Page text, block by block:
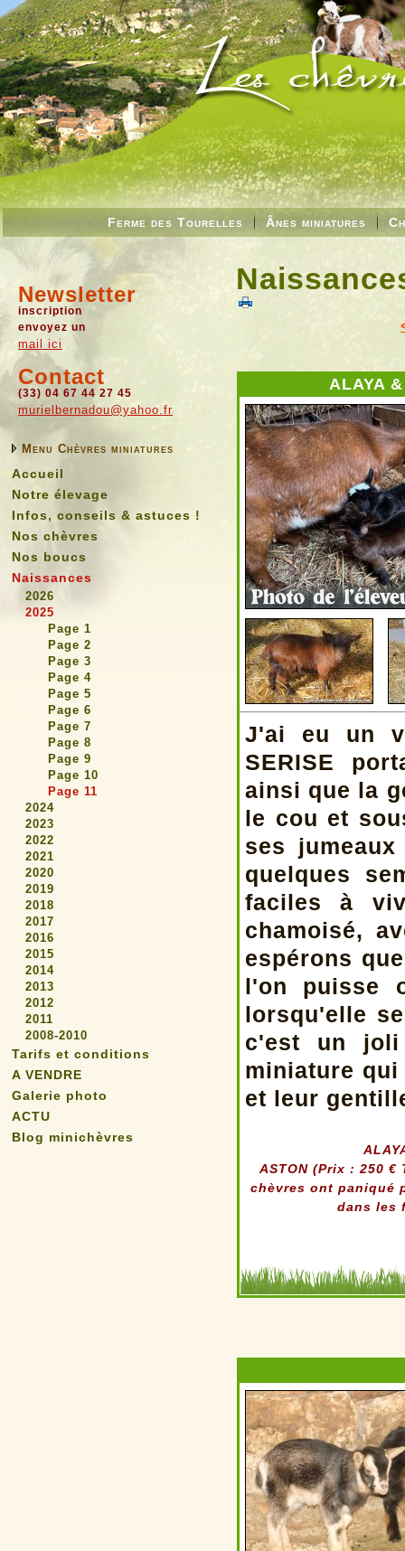
Ferme des Tourelles Ânes miniatures
Newsletter
inscription
envoyez un
mail ici
Contact
(33) 04 67 44 27 45
murielbernadou@yahoo.fr
Menu Chèvres miniatures
Accueil
Notre élevage
Infos, conseils & astuces !
Nos chèvres
Nos boucs
Naissances
2026
2025
Page 1
Page 2
Page 3
Page 4
Page 5
Page 6
Page 7
Page 8
Page 9
Page 10
Page 11
2024
2023
2022
2021
2020
2019
2018
2017
2016
2015
2014
2013
2012
2011
2008-2010
Tarifs et conditions
A VENDRE
Galerie photo
ACTU
Blog minichèvres
ALAYA
J'ai eu un
SERISE
ainsi que la
le cou et
ses
quelques
faciles à
chamoisé,
espérons
l'on puisse
lorsqu'elle
c'est un joli
miniature
et leur
ASTON (Prix : 250
chèvres ont paniqué
dans les